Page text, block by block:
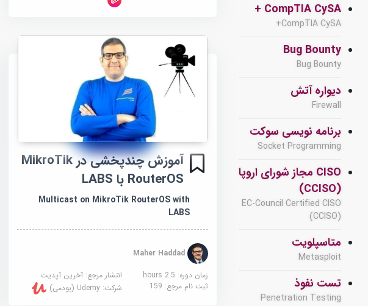
CompTIA CySA +
CompTIA CySA+
Bug Bounty
Bug Bounty
دیواره آتش
Firewall
برنامه نویسی سوکت
Socket Programming
CISO مجاز شورای اروپا
(CCISO)
EC-Council Certified CISO
(CCISO)
متاسپلویت
Metasploit
تست نفوذ
Penetration Testing
آموزش چندپخشی در MikroTik
RouterOS با LABS
Multicast on MikroTik RouterOS with
LABS
زمان دوره: 2.5 hours
انتشار مرجع: آخرین آپدیت
ثبت نام مرجع: 159 شرکت: Udemy (یودمی)